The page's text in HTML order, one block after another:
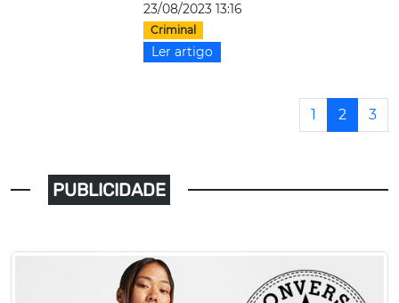
23/08/2023 13:16
Criminal
Ler artigo
1 2 3
PUBLICIDADE